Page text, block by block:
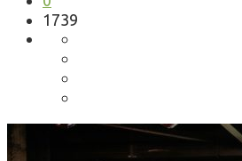
1739